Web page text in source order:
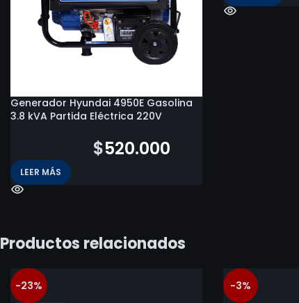
Generador Hyundai 4950E Gasolina
3.8 kVA Partida Eléctrica 220V
$520.000
LEER MÁS
Productos relacionados
-23% -3%